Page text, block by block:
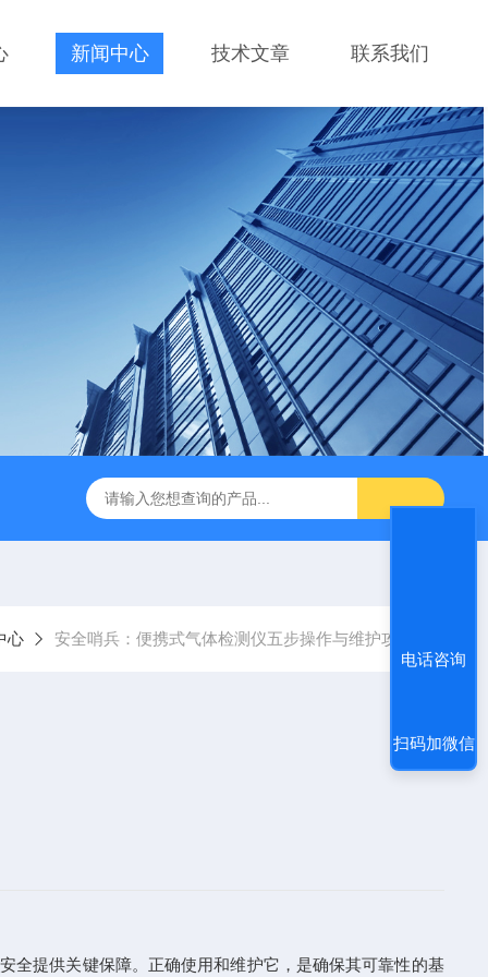
新闻中心 技术文章 联系我们
烟尘烟气分析仪 便携式高精准法国进口品牌
心 安全哨兵：便携式气体检测仪五步操作与维护攻略
全提供关键保障。正确使用和维护它，是确保其可靠性的基
电话咨询
扫码加微信